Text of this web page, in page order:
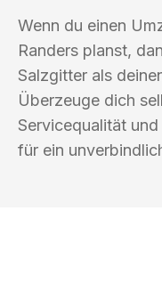
Wenn du einen
Randers planst,
Salzgitter als
Überzeuge dich
Servicequalität
für ein